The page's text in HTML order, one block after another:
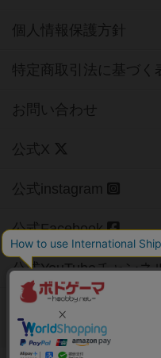
個人情報保護方針
特定商取引法に基づく
お問い合わせ
公式X
公式instagram
公式Facebook
公式YouTubeチャンネ